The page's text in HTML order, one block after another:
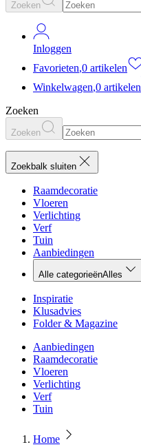
Zoeken
Inloggen
Favorieten,0 artikelen
Winkelwagen,0 artikelen
Zoeken
Zoeken
Zoekbalk sluiten
Raamdecoratie
Vloeren
Verlichting
Verf
Tuin
Aanbiedingen
Alle categorieënAlles
Inspiratie
Klusadvies
Folder & Magazine
Aanbiedingen
Raamdecoratie
Vloeren
Verlichting
Verf
Tuin
Home